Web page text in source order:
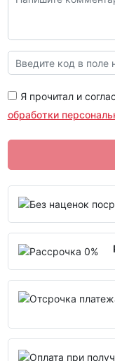
Я прочитал и
обработки